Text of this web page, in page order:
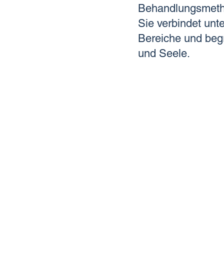
Sie verbindet
Bereiche und
und Seele.